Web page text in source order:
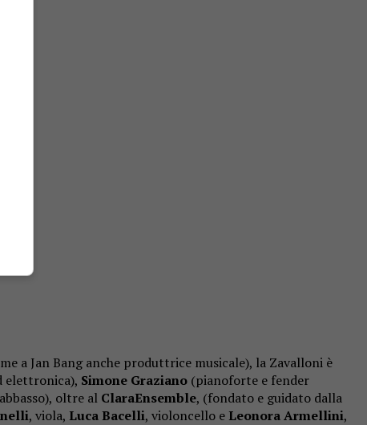
a Jan Bang anche produttrice musicale), la Zavalloni è
elettronica), Simone Graziano (pianoforte e fender
oltre al ClaraEnsemble, (fondato e guidato dalla
, viola, Luca Bacelli, violoncello e Leonora Armellini,